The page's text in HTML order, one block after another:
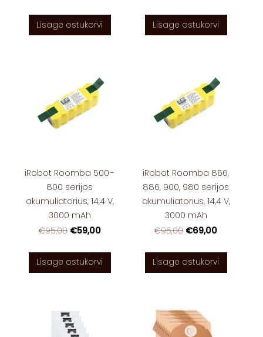
Lisage ostukorvi Lisage ostukorvi
iRobot Roomba 500–
800 serijos
akumuliatorius, 14,4 V,
3000 mAh
€95,00 €59,00
Lisage ostukorvi
iRobot Roomba 866,
886, 900, 980 serijos
akumuliatorius, 14,4 V,
3000 mAh
€95,00 €69,00
Lisage ostukorvi